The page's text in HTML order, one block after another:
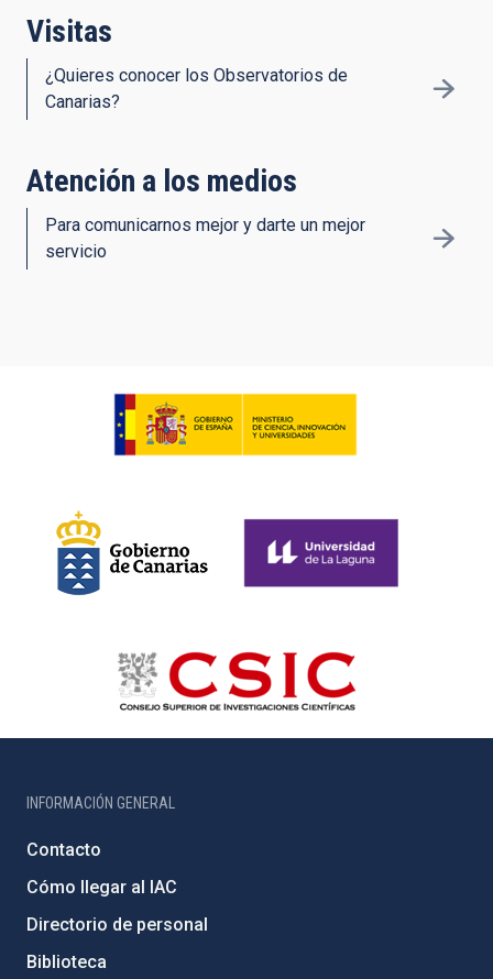
Visitas
¿Quieres conocer los Observatorios de
Canarias?
Atención a los medios
Para comunicarnos mejor y darte un mejor
servicio
INFORMACIÓN GENERAL
Contacto
Cómo llegar al IAC
Directorio de personal
Biblioteca